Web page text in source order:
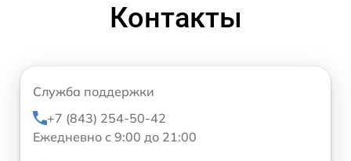
Контакты
Служба поддержки
+7 (843) 254-50-42
Ежедневно с 9:00 до 21:00